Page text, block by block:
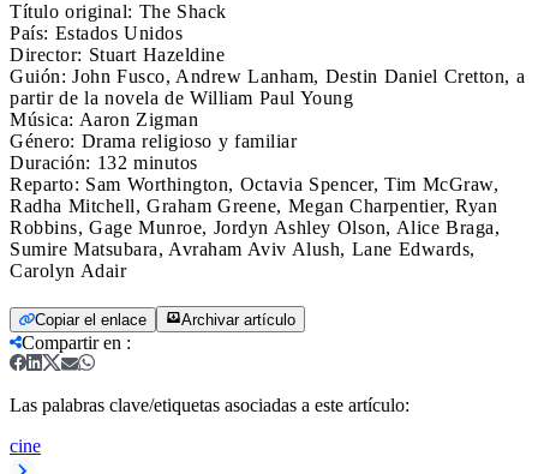
Título original: The Shack
País: Estados Unidos
Director: Stuart Hazeldine
Guión: John Fusco, Andrew Lanham, Destin Daniel Cretton, a
partir de la novela de William Paul Young
Música: Aaron Zigman
Género: Drama religioso y familiar
Duración: 132 minutos
Reparto: Sam Worthington, Octavia Spencer, Tim McGraw,
Radha Mitchell, Graham Greene, Megan Charpentier, Ryan
Robbins, Gage Munroe, Jordyn Ashley Olson, Alice Braga,
Sumire Matsubara, Avraham Aviv Alush, Lane Edwards,
Carolyn Adair
Copiar el enlace Archivar artículo
Compartir en :
Las palabras clave/etiquetas asociadas a este artículo:
cine